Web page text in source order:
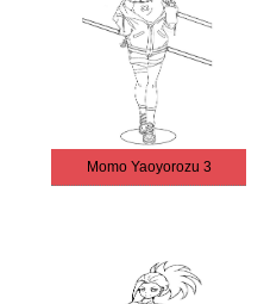
Momo Yaoyorozu 3